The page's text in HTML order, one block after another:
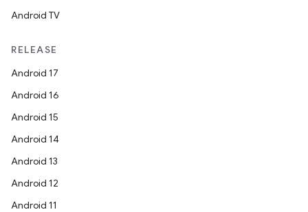
Android TV
RELEASE
Android 17
Android 16
Android 15
Android 14
Android 13
Android 12
Android 11